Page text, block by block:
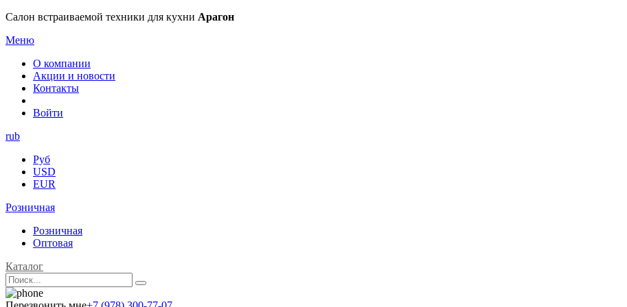
Салон встраиваемой техники для кухни Арагон
Меню
О компании
Акции и новости
Контакты
Войти
rub
Руб
USD
EUR
Розничная
Розничная
Оптовая
Каталог